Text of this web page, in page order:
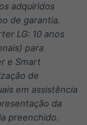
adquiridos
de garantia.
LG: 10 anos
para
e Smart
de
em assistência
da
preenchido.